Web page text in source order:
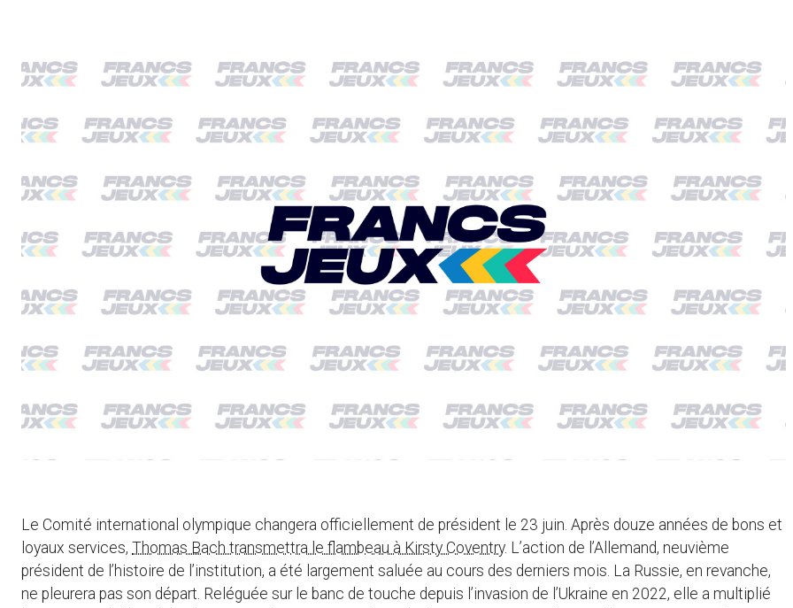
Le Comité international olympique changera officiellement de président le 23 juin. Après douze années de bons et
loyaux services, Thomas Bach transmettra le flambeau à Kirsty Coventry. L’action de l’Allemand, neuvième
président de l’histoire de l’institution, a été largement saluée au cours des derniers mois. La Russie, en revanche,
ne pleurera pas son départ. Reléguée sur le banc de touche depuis l’invasion de l’Ukraine en 2022, elle a multiplié